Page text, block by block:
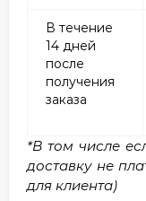
В течение
14 дней
после
получения
заказа
*В том числе
доставку не
для клиента)